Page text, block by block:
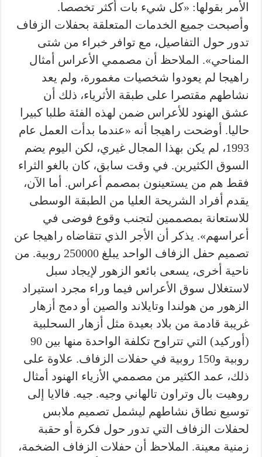
الأمر بقولها: «كل شيء بات أكثر تخصصا.
وأصبحت جميع الخدمات المتعلقة بحفلات الزفاف
تدور حول التفاصيل، مع توافر خبراء من شتى
المناحي». الملاحظ أن مصممي الأعراس أمثال
راهيجا لم يعودوا شخصيات مغمورة، ولم يعد
نشاطهم مقتصرا على طبقة الأثرياء، ذلك أن
عشق الهنود للأعراس ضمن لهذه الفئة طلبا كبيرا
حاليا. أوضحت راهيجا أنه «عندما بدأت العمل عام
1993، لم يكن بهذا المجال غيري، لكن اليوم يضم
السوق الكثيرين. في وقت سابق، كان بالغو الثراء
فقط هم من يستعينون بمصمم أعراس. أما الآن،
يقدم أفراد الشريحة العليا من الطبقة الوسطى
للاستعانة بمصممين لتجنب وقوع فوضى في
أعراسهم». يذكر أن الأجر الذي تتقاضاه راهيجا عن
تصميم حفل الزفاف الواحد يبلغ 250000 روبية. من
ناحية أخرى، يسعى بائعو الزهور لإيجاد سبل
لاستغلال سوق الأعراس فيما وراء مجرد استيراد
الزهور من هولندا وتايلاند والصين أو دمج أزهار
غريبة قادمة من بلاد بعيدة مثل أزهار السحلبية
(أوركيد) التي تتراوح تكلفة الواحدة منها بين 90
روبية و150 روبية في حفلات الزفاف. علاوة على
ذلك، عمد الكثير من مصممي الأزياء الهنود أمثال
روهيت بال وتراون تالهاني وجيه. جيه. فالايا إلى
توسيع نطاق نشاطهم ليشمل تصميم ملابس
لحفلات الزفاف التي تدور حول فكرة أو حقبة
زمنية معينة. الملاحظ أن حفلات الزفاف الضخمة،